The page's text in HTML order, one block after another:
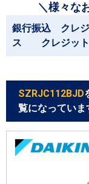
＼様々な
銀行振込 クレ
ス クレジット
SZRJC112BJD
覧になっていま